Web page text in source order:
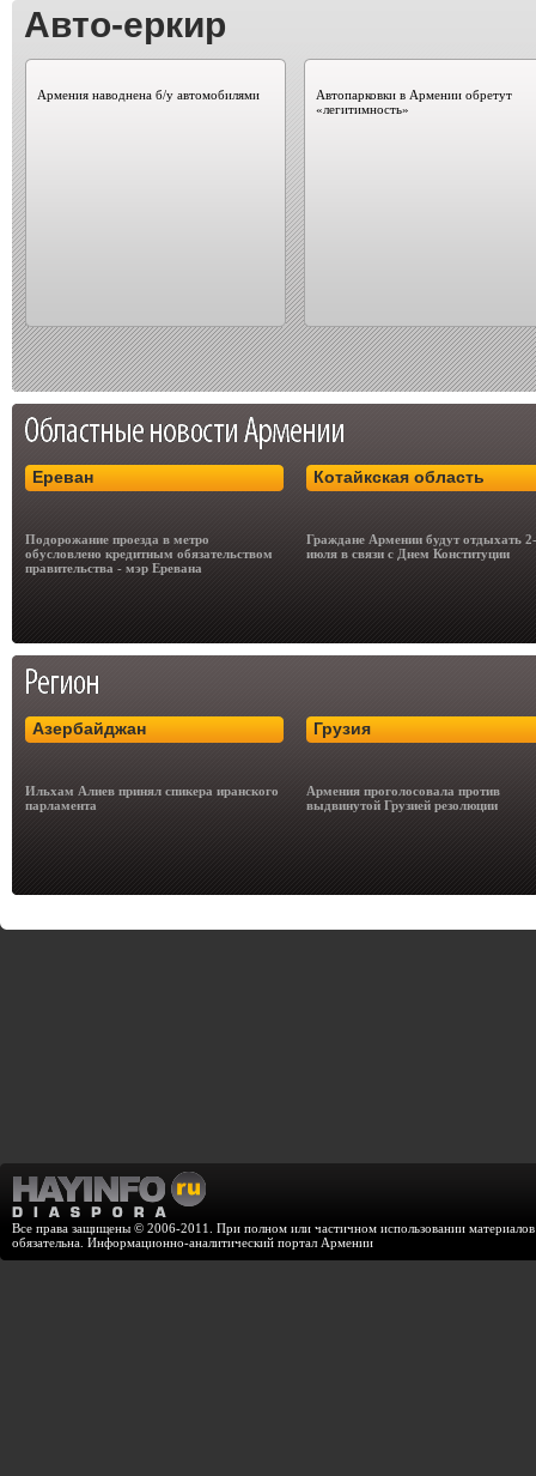
Авто-еркир
Армения наводнена б/у автомобилями
Автопарковки в Армении обретут
«легитимность»
Ереван
Подорожание проезда в метро
обусловлено кредитным обязательством
правительства - мэр Еревана
Котайкская область
Граждане Армении будут отдыхать
июля в связи с Днем Конституции
Азербайджан
Ильхам Алиев принял спикера иранского
парламента
Грузия
Армения проголосовала против
выдвинутой Грузией резолюции
Все права защищены © 2006-2011. При полном или частичном использовании
обязательна. Информационно-аналитический портал Армении